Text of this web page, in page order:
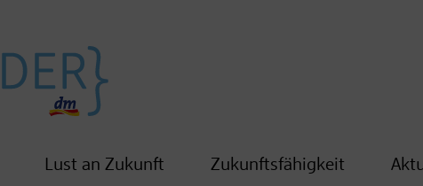
Lust an Zukunft Zukunftsfähigkeit